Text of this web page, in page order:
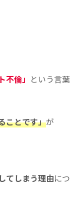
不倫」 という言葉
ことです」が
てしまう理由につ